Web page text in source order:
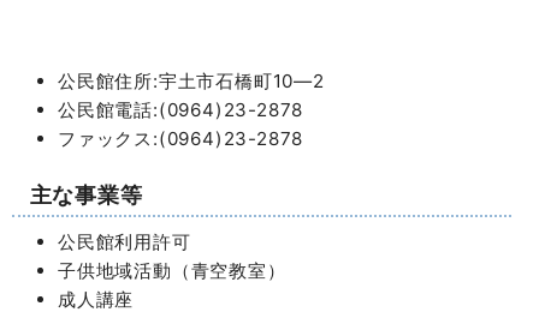
公民館住所:宇土市石橋町10―2
公民館電話:(0964)23-2878
ファックス:(0964)23-2878
主な事業等
公民館利用許可
子供地域活動（青空教室）
成人講座